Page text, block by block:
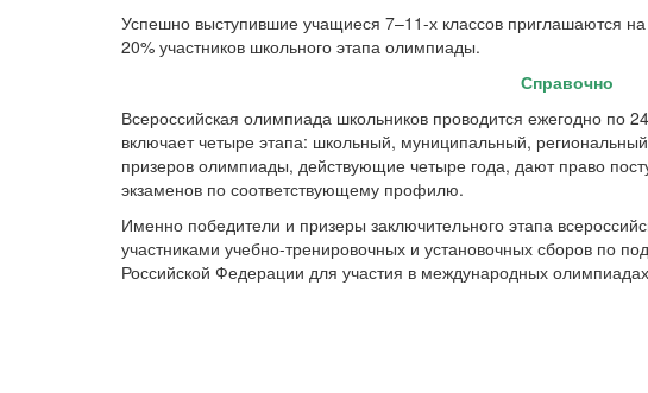
Успешно выступившие учащиеся 7–11-х классов приглашаются
20% участников школьного этапа олимпиады.
Справочно
Всероссийская олимпиада школьников проводится ежегодно по
включает четыре этапа: школьный, муниципальный,
призеров олимпиады, действующие четыре года, дают право
экзаменов по соответствующему профилю.
Именно победители и призеры заключительного этапа
участниками учебно-тренировочных и установочных сборов по
Российской Федерации для участия в международных